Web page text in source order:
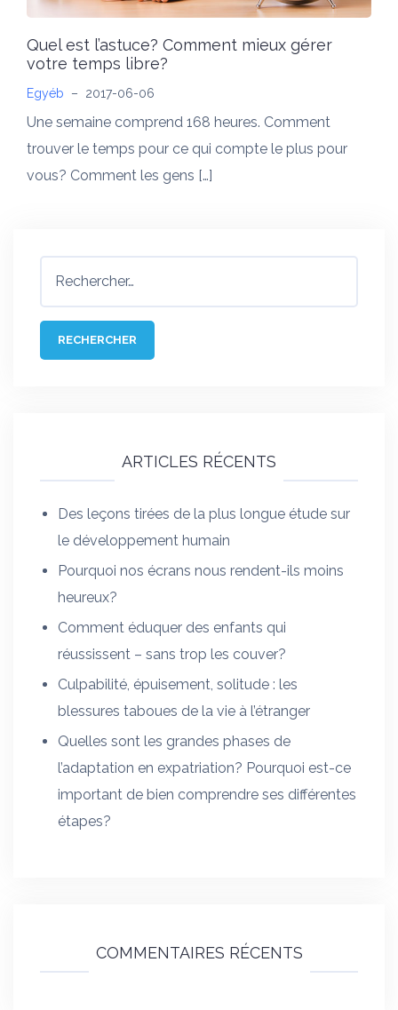
Quel est l’astuce? Comment mieux gérer
votre temps libre?
Egyéb – 2017-06-06
Une semaine comprend 168 heures. Comment
trouver le temps pour ce qui compte le plus pour
vous? Comment les gens […]
ARTICLES RÉCENTS
Des leçons tirées de la plus longue étude sur
le développement humain
Pourquoi nos écrans nous rendent-ils moins
heureux?
Comment éduquer des enfants qui
réussissent – sans trop les couver?
Culpabilité, épuisement, solitude : les
blessures taboues de la vie à l’étranger
Quelles sont les grandes phases de
l’adaptation en expatriation? Pourquoi est-ce
important de bien comprendre ses différentes
étapes?
COMMENTAIRES RÉCENTS